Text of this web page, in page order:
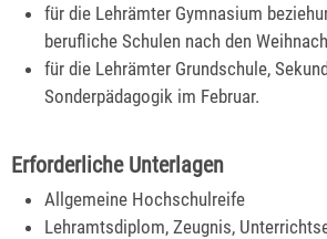
für die Lehrämter Gymnasium
berufliche Schulen nach den
für die Lehrämter Grundschule,
Sonderpädagogik im Februar.
Erforderliche Unterlagen
Allgemeine Hochschulreife
Lehramtsdiplom, Zeugnis,